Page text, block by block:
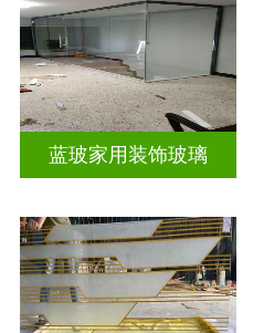
蓝玻家用装饰玻璃